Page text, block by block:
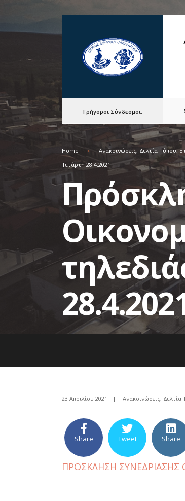
content
Γρήγοροι Σύνδεσμοι:
Home Ανακοινώσεις, Δελτία Τύπου,
Τετάρτη 28.4.2021
23 Απριλίου 2021 | Ανακοινώσεις, Δελτία
Share Tweet Share
ΠΡΟΣΚΛΗΣΗ ΣΥΝΕΔΡΙΑΣΗΣ